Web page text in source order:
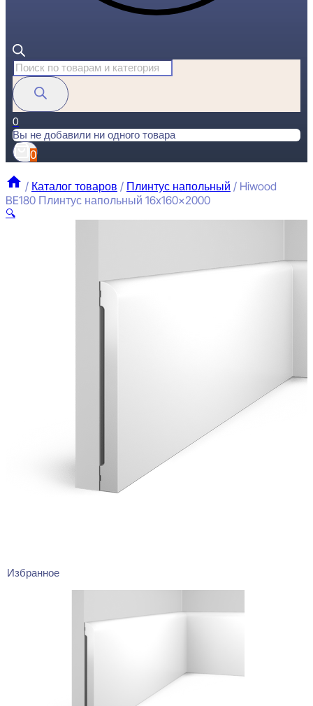
Поиск
товаров
0
Вы не добавили ни одного товара
0
/ Каталог товаров / Плинтус напольный / Hiwood
BE180 Плинтус напольный 16x160x2000
🔍
Избранное